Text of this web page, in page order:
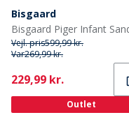
Bisgaard
Vejl. pris599,99 kr.
Var269,99 kr.
Current
229,99 kr.
Outlet